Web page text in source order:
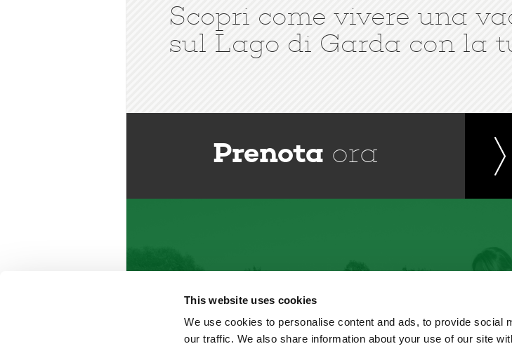
This website uses cookies
We use cookies to personalise content and ads, to provide social
our traffic. We also share information about your use of our site
Scopri come vivere una
sul Lago di Garda con la
Prenota ora